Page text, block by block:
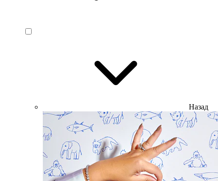
Назад